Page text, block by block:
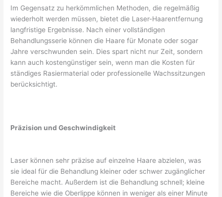
Im Gegensatz zu herkömmlichen Methoden, die regelmäßig
wiederholt werden müssen, bietet die Laser-Haarentfernung
langfristige Ergebnisse. Nach einer vollständigen
Behandlungsserie können die Haare für Monate oder sogar
Jahre verschwunden sein. Dies spart nicht nur Zeit, sondern
kann auch kostengünstiger sein, wenn man die Kosten für
ständiges Rasiermaterial oder professionelle Wachssitzungen
berücksichtigt.
Präzision und Geschwindigkeit
Laser können sehr präzise auf einzelne Haare abzielen, was
sie ideal für die Behandlung kleiner oder schwer zugänglicher
Bereiche macht. Außerdem ist die Behandlung schnell; kleine
Bereiche wie die Oberlippe können in weniger als einer Minute